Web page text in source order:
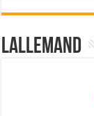
Lallemand